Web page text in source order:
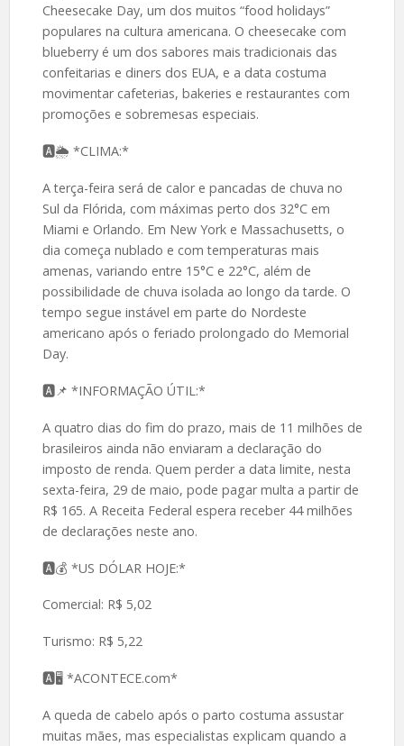
Cheesecake Day, um dos muitos “food holidays”
populares na cultura americana. O cheesecake com
blueberry é um dos sabores mais tradicionais das
confeitarias e diners dos EUA, e a data costuma
movimentar cafeterias, bakeries e restaurantes com
promoções e sobremesas especiais.
🅰️🌦 *CLIMA:*
A terça-feira será de calor e pancadas de chuva no
Sul da Flórida, com máximas perto dos 32°C em
Miami e Orlando. Em New York e Massachusetts, o
dia começa nublado e com temperaturas mais
amenas, variando entre 15°C e 22°C, além de
possibilidade de chuva isolada ao longo da tarde. O
tempo segue instável em parte do Nordeste
americano após o feriado prolongado do Memorial
Day.
🅰️📌 *INFORMAÇÃO ÚTIL:*
A quatro dias do fim do prazo, mais de 11 milhões de
brasileiros ainda não enviaram a declaração do
imposto de renda. Quem perder a data limite, nesta
sexta-feira, 29 de maio, pode pagar multa a partir de
R$ 165. A Receita Federal espera receber 44 milhões
de declarações neste ano.
🅰️💰 *US DÓLAR HOJE:*
Comercial: R$ 5,02
Turismo: R$ 5,22
🅰️🖥 *ACONTECE.com*
A queda de cabelo após o parto costuma assustar
muitas mães, mas especialistas explicam quando a